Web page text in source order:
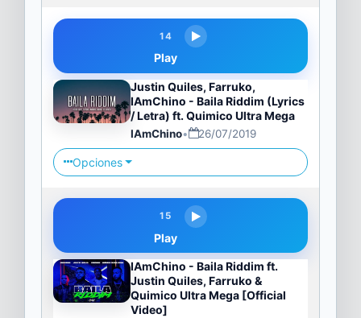
14
Play
Justin Quiles, Farruko,
IAmChino - Baila Riddim (Lyrics
/ Letra) ft. Quimico Ultra Mega
IAmChino• 26/07/2019
Opciones
15
Play
IAmChino - Baila Riddim ft.
Justin Quiles, Farruko &
Quimico Ultra Mega [Official
Video]